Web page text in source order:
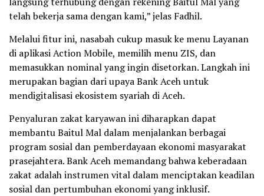
telah bekerja sama dengan kami,” jelas Fadhil.
Melalui fitur ini, nasabah cukup masuk ke menu Layanan
di aplikasi Action Mobile, memilih menu ZIS, dan
memasukkan nominal yang ingin disetorkan. Langkah ini
merupakan bagian dari upaya Bank Aceh untuk
mendigitalisasi ekosistem syariah di Aceh.
Penyaluran zakat karyawan ini diharapkan dapat
membantu Baitul Mal dalam menjalankan berbagai
program sosial dan pemberdayaan ekonomi masyarakat
prasejahtera. Bank Aceh memandang bahwa keberadaan
zakat adalah instrumen vital dalam menciptakan keadilan
sosial dan pertumbuhan ekonomi yang inklusif.